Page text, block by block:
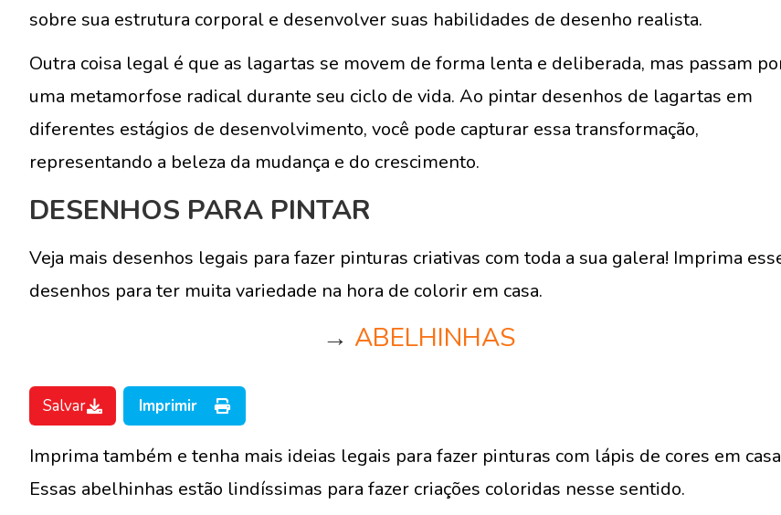
sobre sua estrutura corporal e desenvolver suas habilidades de desenho realista.
Outra coisa legal é que as lagartas se movem de forma lenta e deliberada, mas passam
uma metamorfose radical durante seu ciclo de vida. Ao pintar desenhos de lagartas em
diferentes estágios de desenvolvimento, você pode capturar essa transformação,
representando a beleza da mudança e do crescimento.
DESENHOS PARA PINTAR
Veja mais desenhos legais para fazer pinturas criativas com toda a sua galera! Imprima
desenhos para ter muita variedade na hora de colorir em casa.
→ ABELHINHAS
Salvar Imprimir
Imprima também e tenha mais ideias legais para fazer pinturas com lápis de cores em
Essas abelhinhas estão lindíssimas para fazer criações coloridas nesse sentido.